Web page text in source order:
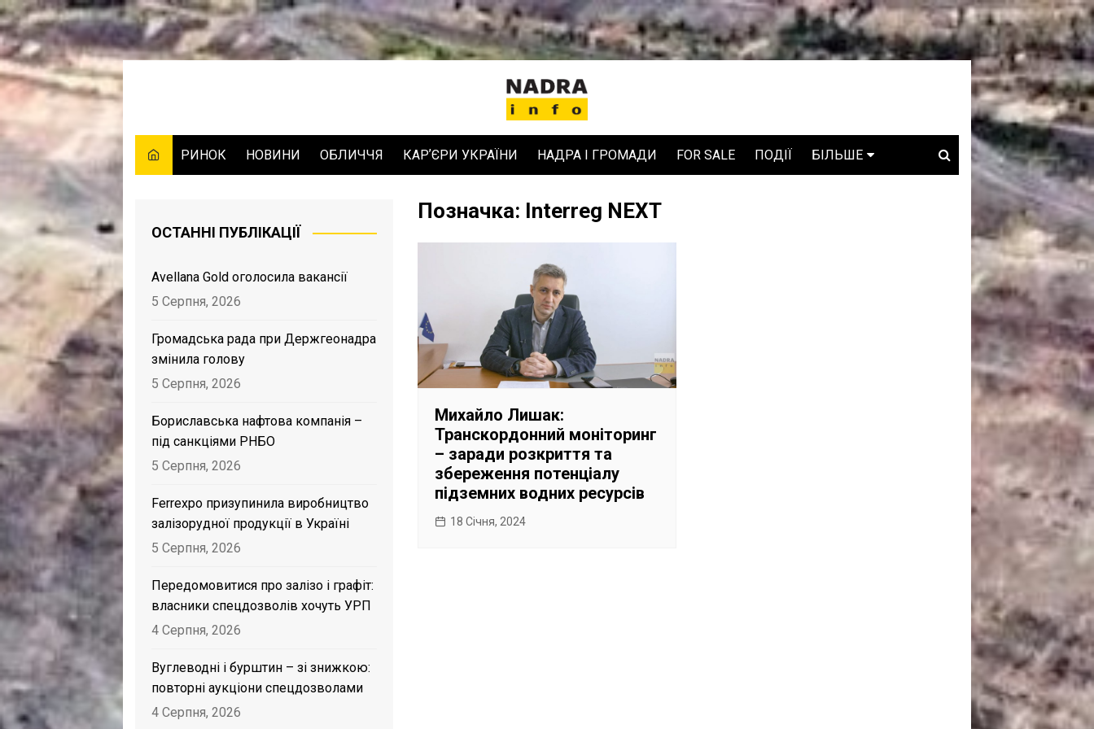
Skip
to
РИНОК НОВИНИ ОБЛИЧЧЯ КАРʼЄРИ УКРАЇНИ НАДРА І ГРОМАДИ FOR SALE ПОДІЇ БІЛЬШЕ
Позначка: Interreg NEXT
Михайло Лишак:
Транскордонний моніторинг
– заради розкриття та
збереження потенціалу
підземних водних ресурсів
18 Січня, 2024
ОСТАННІ ПУБЛІКАЦІЇ
Avellana Gold оголосила вакансії
5 Серпня, 2026
Громадська рада при Держгеонадра
змінила голову
5 Серпня, 2026
Бориславська нафтова компанія –
під санкціями РНБО
5 Серпня, 2026
Ferrexpo призупинила виробництво
залізорудної продукції в Україні
5 Серпня, 2026
Передомовитися про залізо і графіт:
власники спецдозволів хочуть УРП
4 Серпня, 2026
Вуглеводні і бурштин – зі знижкою:
повторні аукціони спецдозволами
4 Серпня, 2026